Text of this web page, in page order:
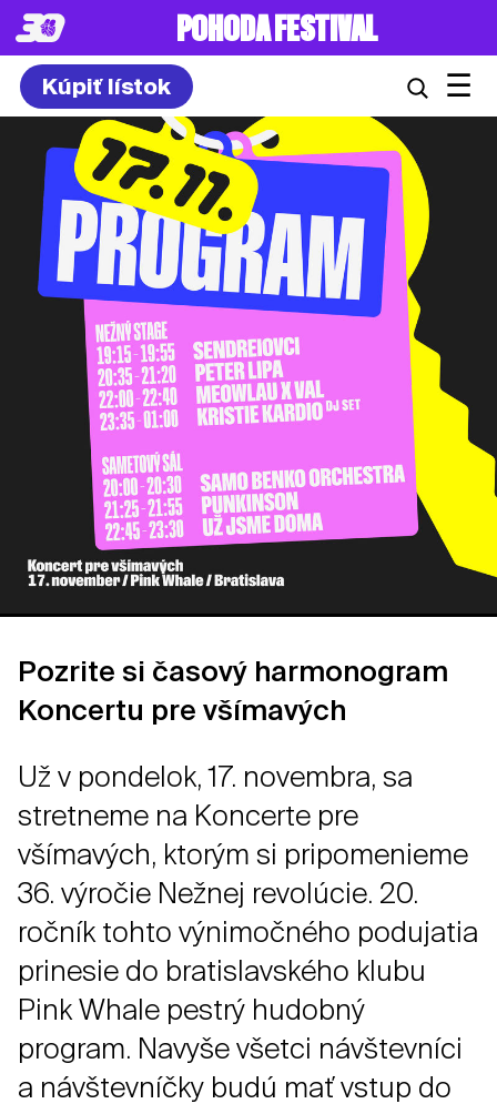
POHODA FESTIVAL
Kúpiť lístok ☰
Pozrite si časový harmonogram
Koncertu pre všímavých
Už v pondelok, 17. novembra, sa
stretneme na Koncerte pre
všímavých, ktorým si pripomenieme
36. výročie Nežnej revolúcie. 20.
ročník tohto výnimočného podujatia
prinesie do bratislavského klubu
Pink Whale pestrý hudobný
program. Navyše všetci návštevníci
a návštevníčky budú mať vstup do